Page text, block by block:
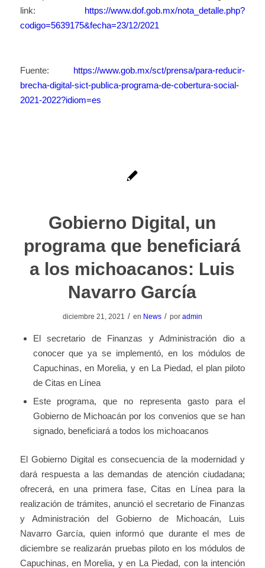
link: https://www.dof.gob.mx/nota_detalle.php?
codigo=5639175&fecha=23/12/2021
Fuente: https://www.gob.mx/sct/prensa/para-reducir-
brecha-digital-sict-publica-programa-de-cobertura-social-
2021-2022?idiom=es
Gobierno Digital, un
programa que beneficiará
a los michoacanos: Luis
Navarro García
diciembre 21, 2021 / en News / por admin
El secretario de Finanzas y Administración dio a
conocer que ya se implementó, en los módulos de
Capuchinas, en Morelia, y en La Piedad, el plan piloto
de Citas en Línea
Este programa, que no representa gasto para el
Gobierno de Michoacán por los convenios que se han
signado, beneficiará a todos los michoacanos
El Gobierno Digital es consecuencia de la modernidad y
dará respuesta a las demandas de atención ciudadana;
ofrecerá, en una primera fase, Citas en Línea para la
realización de trámites, anunció el secretario de Finanzas
y Administración del Gobierno de Michoacán, Luis
Navarro García, quien informó que durante el mes de
diciembre se realizarán pruebas piloto en los módulos de
Capuchinas, en Morelia, y en La Piedad, con la intención